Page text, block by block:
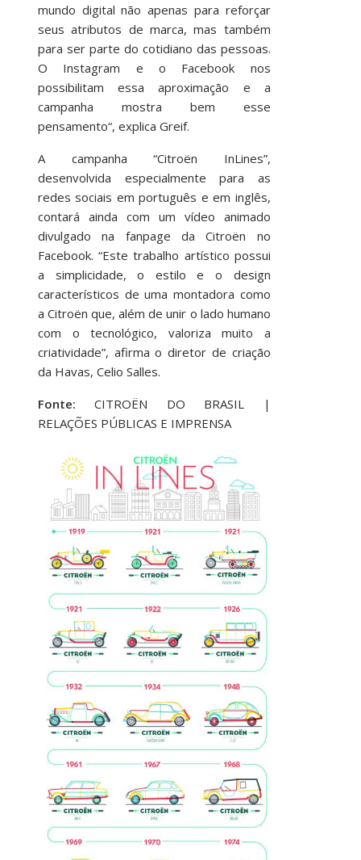
mundo digital não apenas para reforçar
seus atributos de marca, mas também
para ser parte do cotidiano das pessoas.
O Instagram e o Facebook nos
possibilitam essa aproximação e a
campanha mostra bem esse
pensamento“, explica Greif.
A campanha “Citroën InLines”,
desenvolvida especialmente para as
redes sociais em português e em inglês,
contará ainda com um vídeo animado
divulgado na fanpage da Citroën no
Facebook. “Este trabalho artístico possui
a simplicidade, o estilo e o design
característicos de uma montadora como
a Citroën que, além de unir o lado humano
com o tecnológico, valoriza muito a
criatividade”, afirma o diretor de criação
da Havas, Celio Salles.
Fonte: CITROËN DO BRASIL |
RELAÇÕES PÚBLICAS E IMPRENSA